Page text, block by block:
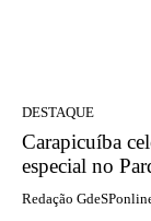
DESTAQUE
Carapicuíba
especial no
Redação